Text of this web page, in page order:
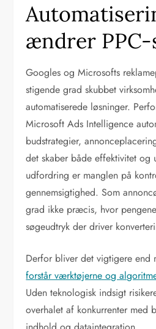
ændrer
Googles og Microsofts
stigende grad skubbet
automatiserede løsninger.
Microsoft Ads Intelligence
budstrategier,
det skaber både effektivitet og
udfordring er manglen på
gennemsigtighed. Som
grad ikke præcis, hvor
søgeudtryk der driver
Derfor bliver det vigtigere end
forstår værktøjerne og
Uden teknologisk indsigt
overhalet af konkurrenter med